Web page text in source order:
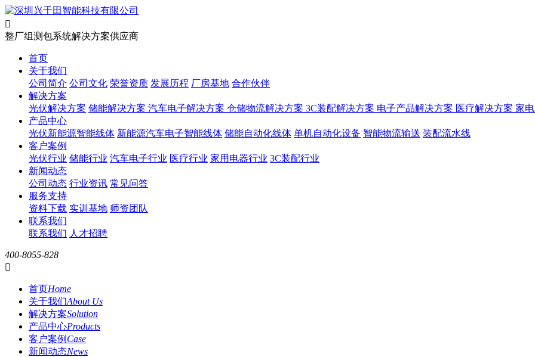

整厂组测包系统解决方案供应商
首页
关于我们
公司简介 公司文化 荣誉资质 发展历程 厂房基地 合作伙伴
解决方案
光伏解决方案 储能解决方案 汽车电子解决方案 仓储物流解决方案 3C装配解决方案 电子产品解决方案 医疗解决方案 家
产品中心
光伏新能源智能线体 新能源汽车电子智能线体 储能自动化线体 单机自动化设备 智能物流输送 装配流水线
客户案例
光伏行业 储能行业 汽车电子行业 医疗行业 家用电器行业 3C装配行业
新闻动态
公司动态 行业资讯 常见问答
服务支持
资料下载 实训基地 师资团队
联系我们
联系我们 人才招聘
400-8055-828

首页Home
关于我们About Us
解决方案Solution
产品中心Products
客户案例 Case
新闻动态News